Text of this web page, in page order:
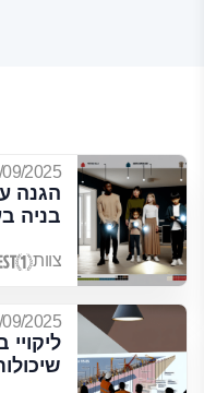
2025
הגנה
בניה
צוות
2025